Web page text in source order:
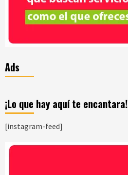
Ads
¡Lo que hay aquí te encantara!
[instagram-feed]